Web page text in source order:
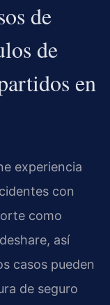
de
de
en
experiencia
con
como
así
casos pueden
de seguro